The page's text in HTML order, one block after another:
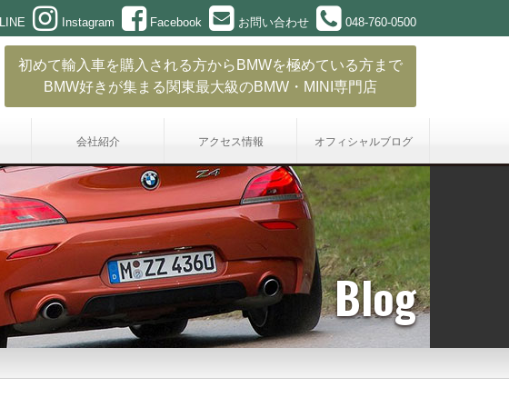
LINE Instagram Facebook お問い合わせ 048-760-0500
初めて輸入車を購入される方からBMWを極めている方まで
BMW好きが集まる関東最大級のBMW・MINI専門店
会社紹介 アクセス情報 オフィシャルブログ
Blog